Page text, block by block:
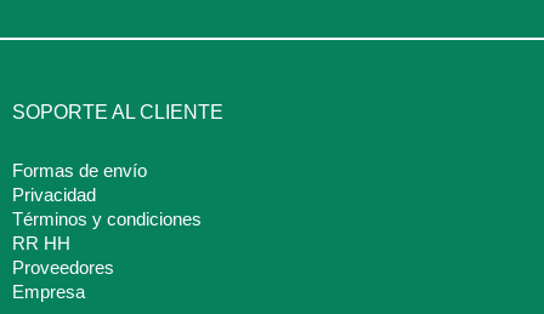
SOPORTE AL CLIENTE
Formas de envío
Privacidad
Términos y condiciones
RR HH
Proveedores
Empresa